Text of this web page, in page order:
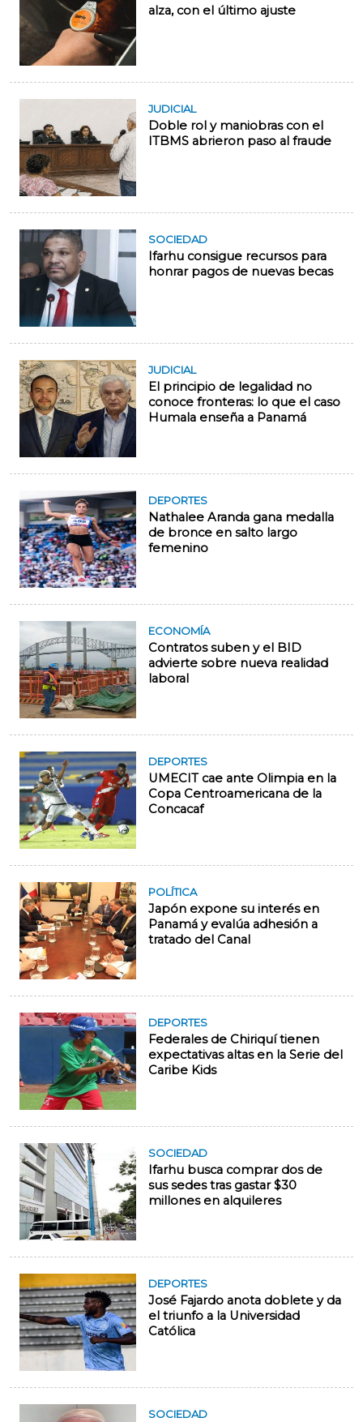
alza, con el último ajuste
JUDICIAL
Doble rol y maniobras con el
ITBMS abrieron paso al fraude
SOCIEDAD
Ifarhu consigue recursos para
honrar pagos de nuevas becas
JUDICIAL
El principio de legalidad no
conoce fronteras: lo que el caso
Humala enseña a Panamá
DEPORTES
Nathalee Aranda gana medalla
de bronce en salto largo
femenino
ECONOMÍA
Contratos suben y el BID
advierte sobre nueva realidad
laboral
DEPORTES
UMECIT cae ante Olimpia en la
Copa Centroamericana de la
Concacaf
POLÍTICA
Japón expone su interés en
Panamá y evalúa adhesión a
tratado del Canal
DEPORTES
Federales de Chiriquí tienen
expectativas altas en la Serie del
Caribe Kids
SOCIEDAD
Ifarhu busca comprar dos de
sus sedes tras gastar $30
millones en alquileres
DEPORTES
José Fajardo anota doblete y da
el triunfo a la Universidad
Católica
SOCIEDAD